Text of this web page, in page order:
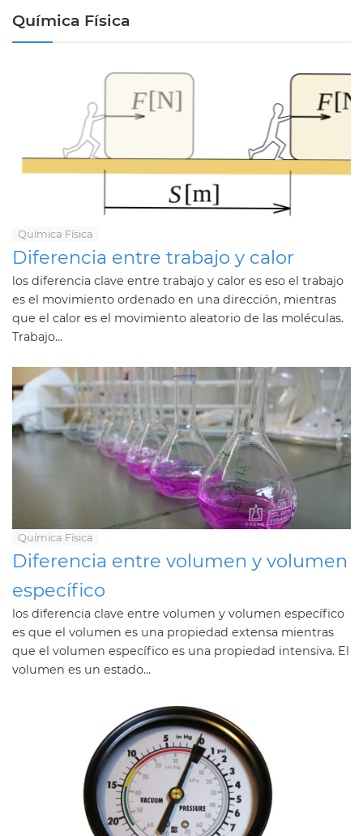
Química Física
Química Física
Diferencia entre trabajo y calor
los diferencia clave entre trabajo y calor es eso el trabajo
es el movimiento ordenado en una dirección, mientras
que el calor es el movimiento aleatorio de las moléculas.
Trabajo...
Química Física
Diferencia entre volumen y volumen
específico
los diferencia clave entre volumen y volumen específico
es que el volumen es una propiedad extensa mientras
que el volumen específico es una propiedad intensiva. El
volumen es un estado...